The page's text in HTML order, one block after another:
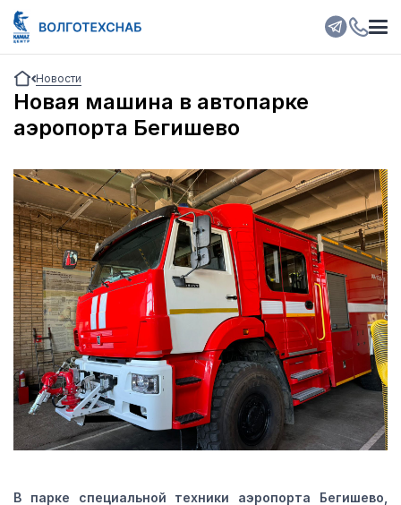
Новости
Новая машина в автопарке
аэропорта Бегишево
В парке специальной техники аэропорта Бегишево,